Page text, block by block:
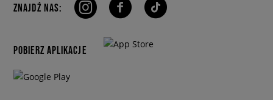
ZNAJDŹ NAS:
POBIERZ APLIKACJE